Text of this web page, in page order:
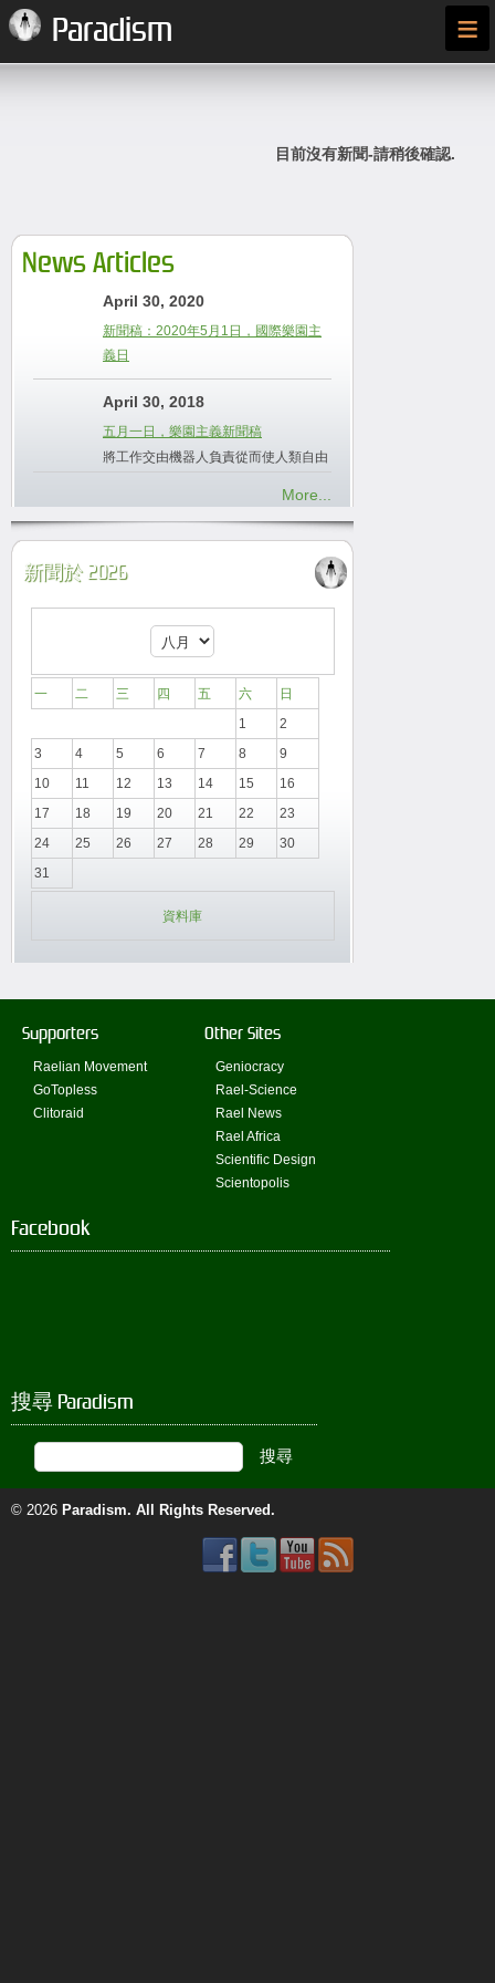
Paradism ≡
目前沒有新聞-請稍後確認.
News Articles
April 30, 2020
新聞稿：2020年5月1日，國際樂園主
義日
April 30, 2018
五月一日，樂園主義新聞稿
將工作交由機器人負責從而使人類自由
More...
新聞於 2026
一 二 三 四 五 六
日
1
2
3
4 5 6 7 8
9
10
11 12 13 14 15
16
17
18 19 20 21 22
23
24
25 26 27 28 29
30
31
資料庫
Supporters
Raelian Movement
GoTopless
Clitoraid
Other Sites
Geniocracy
Rael-Science
Rael News
Rael Africa
Scientific Design
Scientopolis
Facebook
搜尋 Paradism
© 2026 Paradism. All Rights Reserved.